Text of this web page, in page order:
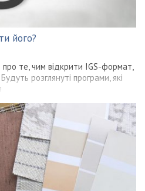
його?
про те, чим відкрити IGS-формат,
розглянуті програми, які